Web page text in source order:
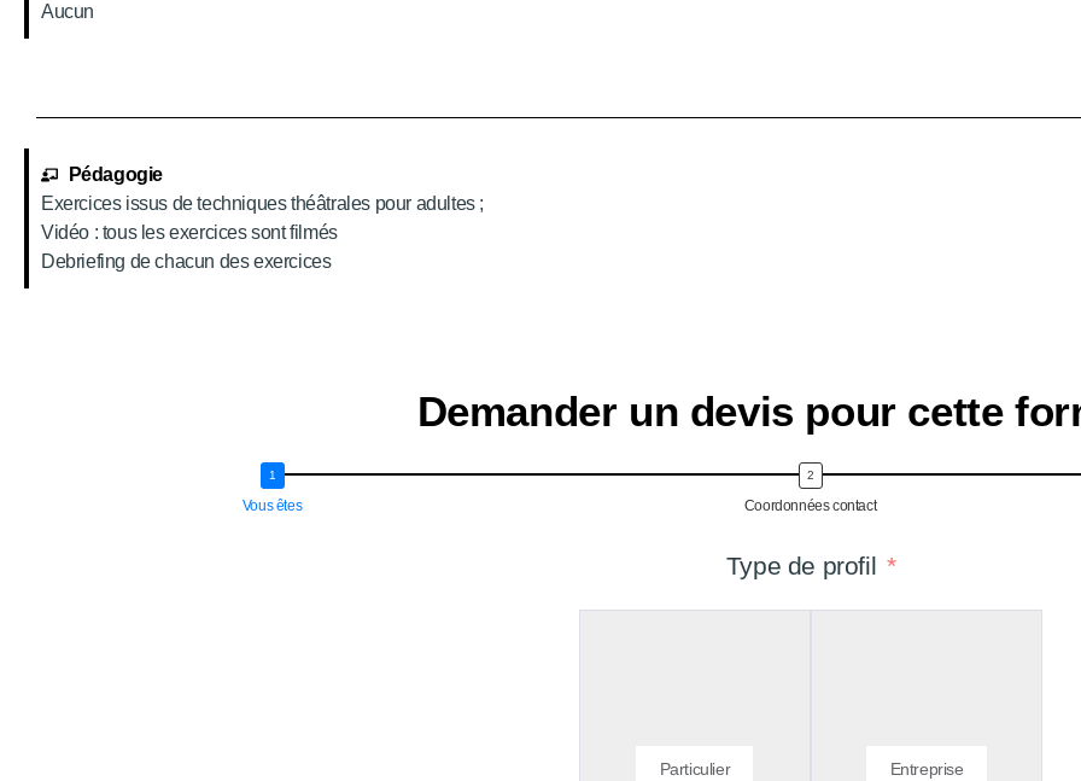
Aucun
Pédagogie
Exercices issus de techniques théâtrales pour adultes ;
Vidéo : tous les exercices sont filmés
Debriefing de chacun des exercices
Demander un devis pour cette
Vous êtes Coordonnées contact
Type de profil
Particulier Entreprise